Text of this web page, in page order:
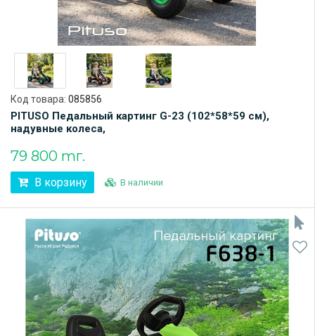
Код товара: 085856
PITUSO Педальный картинг G-23 (102*58*59 см),
надувные колеса,
79 800 тг.
В корзину В наличии